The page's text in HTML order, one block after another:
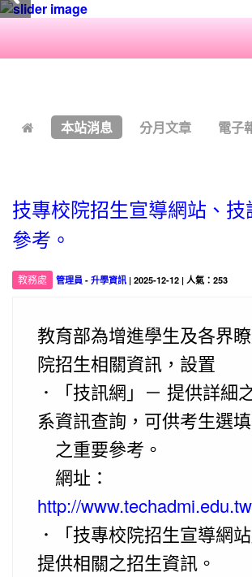
本站消息 分月文章 電子
技專校院招生宣導網站、
參考。
教務處 管理員 -升學資訊 | 2025-12-12 | 人氣：253
教育部為增進學生及各界
院招生相關資訊，設置
．「技訊網」－ 提供詳細
系資訊查詢，可供考生選
之重要參考。
網址：
http://
．「技專校院招生宣導網
提供相關之招生資訊。